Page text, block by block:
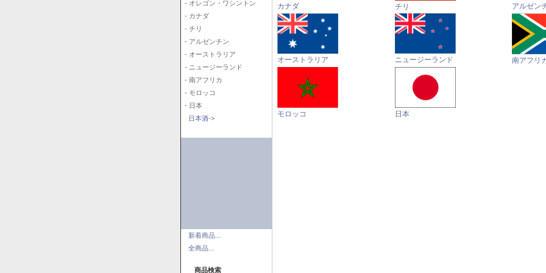
- オレゴン・ワシントン
- カナダ
- チリ
- アルゼンチン
- オーストラリア
- ニュージーランド
- 南アフリカ
- モロッコ
- 日本
日本酒->
新着商品...
全商品...
商品検索
カナダ チリ アルゼン
オーストラリア ニュージーランド 南アフリ
モロッコ 日本